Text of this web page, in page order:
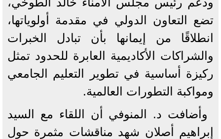
تضع التعاون الدولي في مقدمة أولوياتها،
انطلاقًا من إيمانها بأن تبادل الخبرات
والشراكات الأكاديمية العابرة للحدود تمثل
ركيزة أساسية في تطوير التعليم الجامعي
ومواكبة التطورات العالمية.
وأضافت د. المنوفي أن اللقاء مع السيد
إبراهيم أصلان شهد مناقشات مثمرة حول